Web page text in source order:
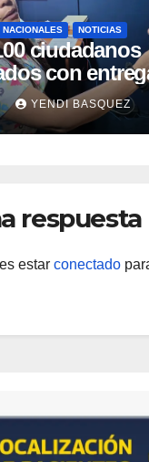
NACIONALES NOTICIAS
ciudadanos
con
en el
J.J.
YENDI BASQUEZ
respuesta
estar conectado